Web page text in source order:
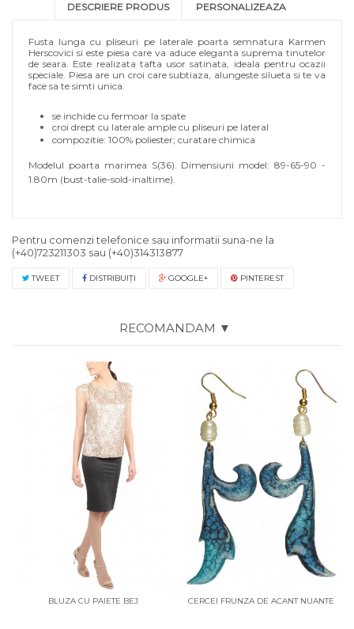
DESCRIERE PRODUS PERSONALIZEAZA
Fusta lunga cu pliseuri pe laterale poarta semnatura Karmen
Herscovici si este piesa care va aduce eleganta suprema tinutelor
de seara. Este realizata tafta usor satinata, ideala pentru ocazii
speciale. Piesa are un croi care subtiaza, alungeste silueta si te va
face sa te simti unica.
se inchide cu fermoar la spate
croi drept cu laterale ample cu pliseuri pe lateral
compozitie: 100% poliester; curatare chimica
Modelul poarta marimea S(36). Dimensiuni model: 89-65-90 -
1.80m (bust-talie-sold-inaltime).
Pentru comenzi telefonice sau informatii suna-ne la
(+40)723211303 sau (+40)314313877
TWEET DISTRIBUIŢI GOOGLE+ PINTEREST
RECOMANDAM ▼
BLUZA CU PAIETE BEJ
CERCEI FRUNZA DE ACANT NUANTE